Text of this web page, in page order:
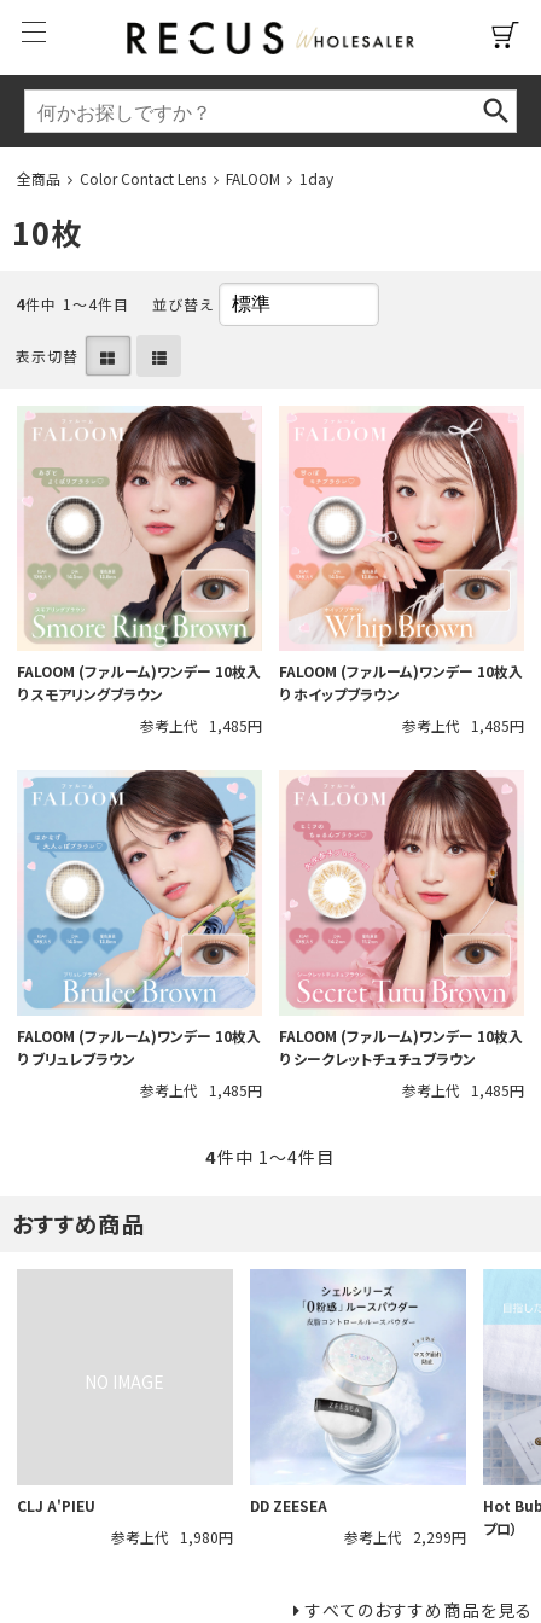
全商品 Color Contact Lens FALOOM 1day
10枚
4件中 1〜4件目 並び替え
表示切替
FALOOM (ファルーム)ワンデー 10枚入
り スモアリングブラウン
参考上代
1,485円
FALOOM (ファルーム)ワンデー 10枚入
り ホイップブラウン
参考上代
1,485円
FALOOM (ファルーム)ワンデー 10枚入
り ブリュレブラウン
参考上代
1,485円
FALOOM (ファルーム)ワンデー 10枚入
り シークレットチュチュブラウン
参考上代
1,485円
4件中 1〜4件目
おすすめ商品
CLJ A'PIEU
参考上代
1,980円
DD ZEESEA
参考上代
2,299円
Hot
プロ）
すべてのおすすめ商品を見る